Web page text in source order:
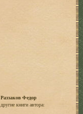
Раззаков Федор
другие книги автора: